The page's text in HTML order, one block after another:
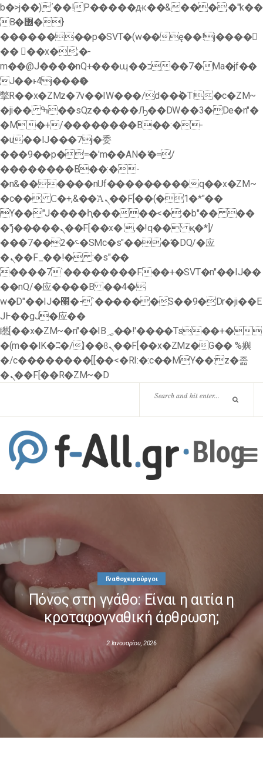
b�>j��)΄��!P�����ԫ��&���;�"k��
B�޶�}
��������p�SVT�(w��ę��!j����
�� ��x�;�-
m��@J����nQ+���պ��כ��7�Ma�jf��
J��ͱ4j���Ѳ�
撆R��x�ZMz�7v��IW���/d��ٞ�Тז�c�ZM~
�ji�� ߒ��sQz�����Ԡ��DW��3�De�n"�
�M�+/��������B��:�-
�u��IJ���7j�委
���9��p�=�'m��AN�ޭ�=/
��������B��:�-
�n&������nUf���������q��x�ZM~
�c�� Ϲ�+,&��Ὰܢ��F[��(�1�*"��
ϒ��"J����ԧ�����<�;�b"�� ��
�"j�����ܢ��F[��x� ,�!q�� қ�*]/
���؝�2��7�SMc�s"���ޭ�DQ/�应
�ܢ��F_��!� :�s"��
����7`��������F��+�SVT�n"��IJ��
��nQ/�应����B ��4�
w�D"��IJ�׭�-`������S��9�Dr�ji��E
J߅��gJ�应��
矁[��x�ZM~�n"��IB؃��!'����Тѕ��+�
�(m��IK�ʭ�/|��ϐܢ��F[��x�ZMz�G�� %嬩
�/c��������[[��<�RI:�:c��MΎ��:z�졾
�ܢ��F[��R�ZM~�D
ΚΑΤΗΓΟΡΙΕΣ
F-ALL
ΕΠΙΚΟΙΝΩΝΙΑ
ΚΑΤΑΛΟΓΟΣ F-ALL
Γναθοχειρούργοι
Πόνος στη γνάθο: Είναι η αιτία η
κροταφογναθική άρθρωση;
2 Ιανουαρίου, 2026